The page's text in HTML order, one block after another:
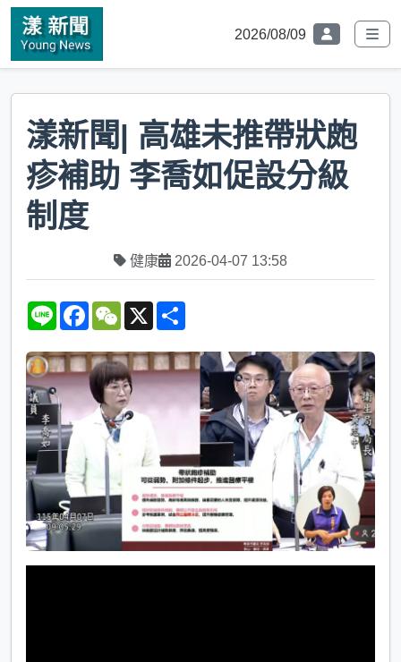
2026/08/09
漾新聞| 高雄未推帶狀皰
疹補助 李喬如促設分級
制度
健康 2026-04-07 13:58
L
e
F
e
b
o
o
k
W
h
a
t
X
r
e